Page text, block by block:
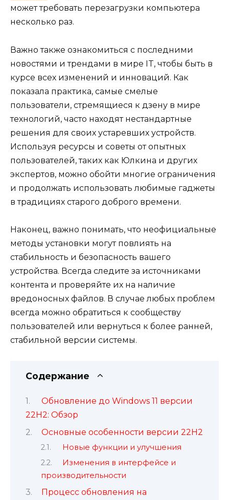
может требовать перезагрузки компьютера
несколько раз.
Важно также ознакомиться с последними
новостями и трендами в мире IT, чтобы быть в
курсе всех изменений и инноваций. Как
показала практика, самые смелые
пользователи, стремящиеся к дзену в мире
технологий, часто находят нестандартные
решения для своих устаревших устройств.
Используя ресурсы и советы от опытных
пользователей, таких как Юлкина и других
экспертов, можно обойти многие ограничения
и продолжать использовать любимые гаджеты
в традициях старого доброго времени.
Наконец, важно понимать, что неофициальные
методы установки могут повлиять на
стабильность и безопасность вашего
устройства. Всегда следите за источниками
контента и проверяйте их на наличие
вредоносных файлов. В случае любых проблем
всегда можно обратиться к сообществу
пользователей или вернуться к более ранней,
стабильной версии системы.
Содержание
Обновление до Windows 11 версии
22H2: Обзор
Основные особенности версии 22H2
Новые функции и улучшения
Изменения в интерфейсе и
производительности
Процесс обновления на